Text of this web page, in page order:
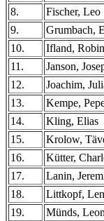
8.
Fischer, Leo
9.
Grumbach,
10.
Ifland,
11.
Janson,
12.
Joachim,
13.
Kempe,
14.
Kling, Elias
15.
Krolow,
16.
Kütter,
17.
Lanin,
18.
Littkopf,
19.
Münds, Leon